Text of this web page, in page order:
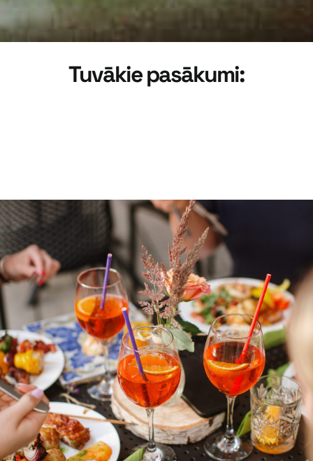
Tuvākie pasākumi: